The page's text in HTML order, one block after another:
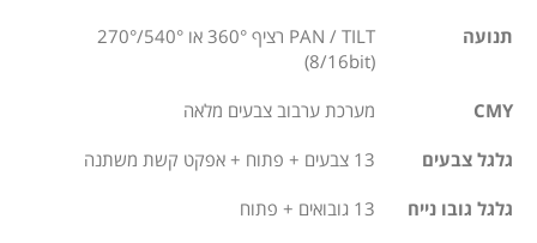
תנועה
PAN / TILT רציף 360° או 540°/270°
(8/16bit)
CMY מערכת ערבוב צבעים מלאה
גלגל צבעים 13 צבעים + פתוח + אפקט קשת משתנה
גלגל גובו נייח 13 גובואים + פתוח